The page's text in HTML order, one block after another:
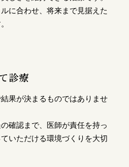
に合わせ、将来まで見据えた
診療
果が決まるものではありませ
確認まで、医師が責任を持っ
いただける環境づくりを大切